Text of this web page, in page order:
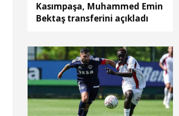
Kasımpaşa, Muhammed Emin
Bektaş transferini açıkladı